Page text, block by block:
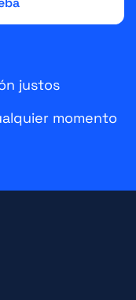
justos
momento